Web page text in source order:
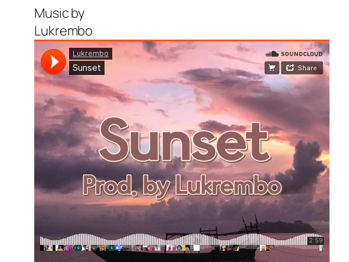
Music by
Lukrembo